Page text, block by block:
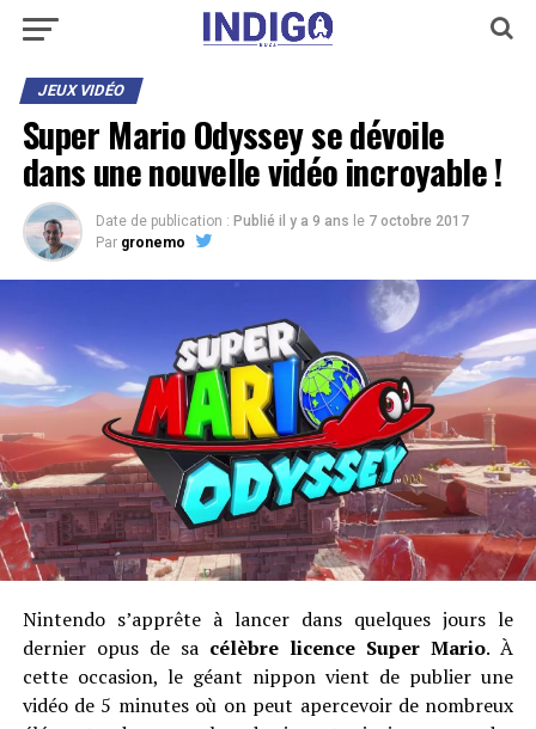
JEUX VIDÉO
Super Mario Odyssey se dévoile
dans une nouvelle vidéo incroyable !
Date de publication : Publié il y a 9 ans le 7 octobre 2017
Par gronemo
Nintendo s’apprête à lancer dans quelques jours le
dernier opus de sa célèbre licence Super Mario. À
cette occasion, le géant nippon vient de publier une
vidéo de 5 minutes où on peut apercevoir de nombreux